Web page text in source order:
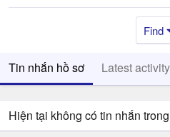
Find
Tin nhắn hồ sơ Latest activity
Hiện tại không có tin nhắn